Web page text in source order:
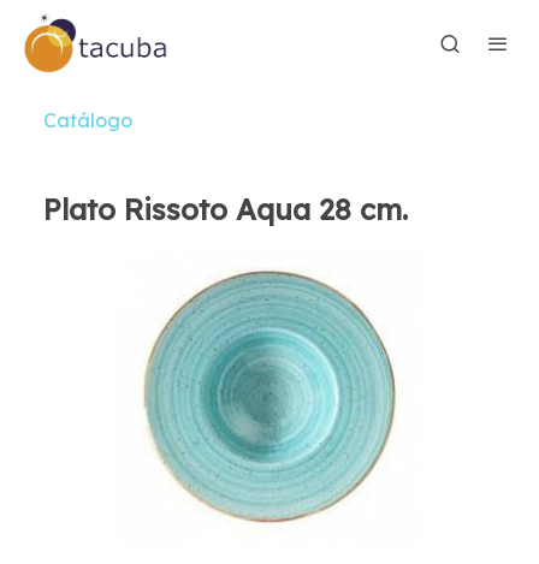
Catálogo
Plato Rissoto Aqua 28 cm.